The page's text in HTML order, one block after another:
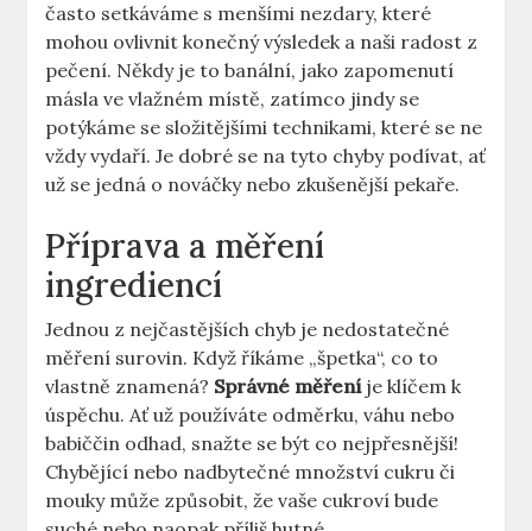
často setkáváme s menšími nezdary, které
mohou ovlivnit konečný výsledek a naši radost z
pečení. Někdy je to banální, jako zapomenutí
másla ve vlažném místě, zatímco jindy se
potýkáme se složitějšími technikami, které se ne
vždy vydaří. Je dobré se na tyto chyby podívat, ať
už se jedná o nováčky nebo zkušenější pekaře.
Příprava a měření
ingrediencí
Jednou z nejčastějších chyb je nedostatečné
měření surovin. Když říkáme „špetka“, co to
vlastně znamená? Správné měřeníje klíčem k
úspěchu. Ať už používáte odměrku, váhu nebo
babiččin odhad, snažte se být co nejpřesnější!
Chybějící nebo nadbytečné množství cukru či
mouky může způsobit, že vaše cukroví bude